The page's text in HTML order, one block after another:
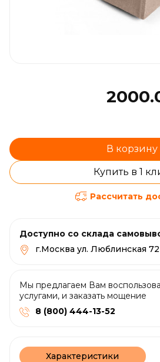
В корзину
Купить в 1
Рассчитать
Доступно со склада
г.Москва ул. Люблинская 72
Мы предлагаем Вам
услугами, и заказать мощение
8 (800) 444-13-52
Характеристики